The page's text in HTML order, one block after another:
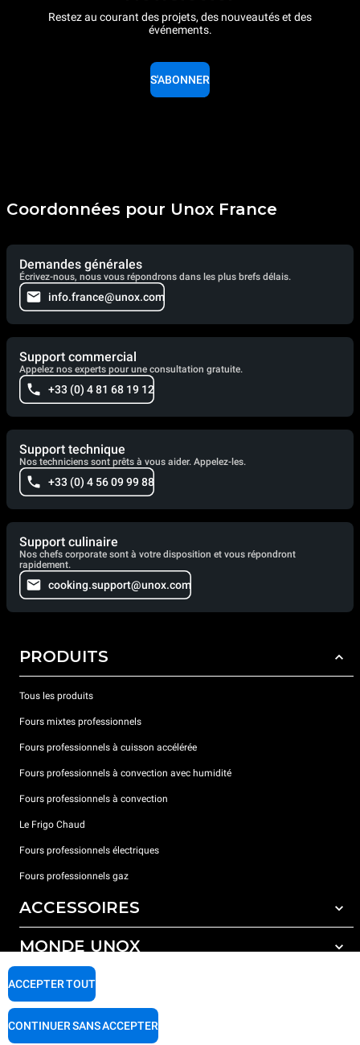
Restez au courant des projets, des nouveautés et des
événements.
S'ABONNER
Coordonnées pour Unox France
Demandes générales
Écrivez-nous, nous vous répondrons dans les plus brefs délais.
info.france@unox.com
Support commercial
Appelez nos experts pour une consultation gratuite.
+33 (0) 4 81 68 19 12
Support technique
Nos techniciens sont prêts à vous aider. Appelez-les.
+33 (0) 4 56 09 99 88
Support culinaire
Nos chefs corporate sont à votre disposition et vous répondront
rapidement.
cooking.support@unox.com
PRODUITS
Tous les produits
Fours mixtes professionnels
Fours professionnels à cuisson accélérée
Fours professionnels à convection avec humidité
Fours professionnels à convection
Le Frigo Chaud
Fours professionnels électriques
Fours professionnels gaz
ACCESSOIRES
Tous les accessoires
Détergents pour lavage automatique
Détergents pour lavage manuel
Traitement de l'eau avec filtres à résine
MONDE UNOX
Nos bureaux dans le monde
SUPPORT
Garantie Unox
ACCEPTER TOUT
CONTINUER SANS ACCEPTER